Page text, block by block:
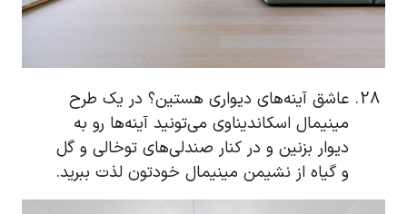
عاشق آینه‌های دیواری هستین؟ در یک طرح
مینیمال اسکاندیناوی می‌تونید آینه‌ها رو به
دیوار بزنین و در کنار صندلی‌های توخالی و گل
و گیاه از نشیمن مینیمال خودتون لذت ببرید.